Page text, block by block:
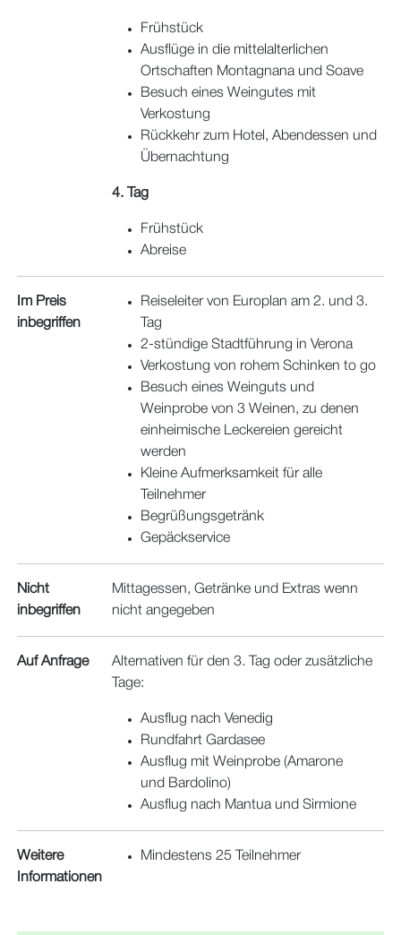
Frühstück
Ausflüge in die mittelalterlichen
Ortschaften Montagnana und Soave
Besuch eines Weingutes mit
Verkostung
Rückkehr zum Hotel, Abendessen und
Übernachtung
4. Tag
Frühstück
Abreise
Im Preis
inbegriffen
Reiseleiter von Europlan am 2. und 3.
Tag
2-stündige Stadtführung in Verona
Verkostung von rohem Schinken to go
Besuch eines Weinguts und
Weinprobe von 3 Weinen, zu denen
einheimische Leckereien gereicht
werden
Kleine Aufmerksamkeit für alle
Teilnehmer
Begrüßungsgetränk
Gepäckservice
Nicht
inbegriffen
Mittagessen, Getränke und Extras wenn
nicht angegeben
Auf Anfrage
Alternativen für den 3. Tag oder zusätzliche
Tage:
Ausflug nach Venedig
Rundfahrt Gardasee
Ausflug mit Weinprobe (Amarone
und Bardolino)
Ausflug nach Mantua und Sirmione
Weitere
Informationen
Mindestens 25 Teilnehmer